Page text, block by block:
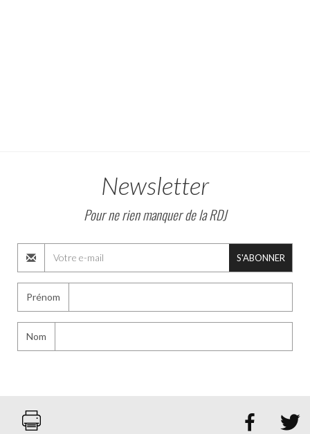
Newsletter
Pour ne rien manquer de la RDJ
S'ABONNER
Prénom
Nom
 